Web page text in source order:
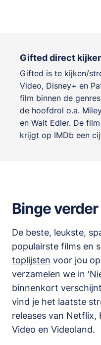
Gifted direct
Gifted is te kijken/
Video, Disney+ en
film binnen de genres
de hoofdrol o.a.
en Walt Edler. De
krijgt op IMDb een
Binge verder
De beste, leukste,
populairste films en
toplijsten voor jou
verzamelen we in ‘
binnenkort
vind je het laatste
releases van Netflix,
Video en Videoland.